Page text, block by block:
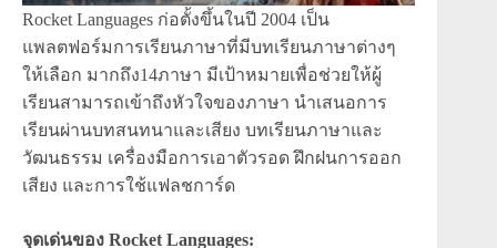
Rocket Languages ก่อตั้งขึ้นในปี 2004 เป็น
แพลตฟอร์มการเรียนภาษาที่มีบทเรียนภาษาต่างๆ
ให้เลือก มากถึง14ภาษา มีเป้าหมายเพื่อช่วยให้ผู้
เรียนสามารถเข้าถึงหัวใจของภาษา นำเสนอการ
เรียนผ่านบทสนทนาและเสียง บทเรียนภาษาและ
วัฒนธรรม เครื่องมือการเอาตัวรอด ฝึกฝนการออก
เสียง และการใช้แฟลชการ์ด
จุดเด่นของ Rocket Languages: